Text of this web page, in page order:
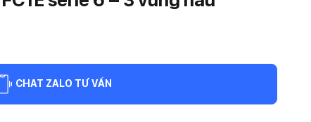
CHAT ZALO TƯ VẤN